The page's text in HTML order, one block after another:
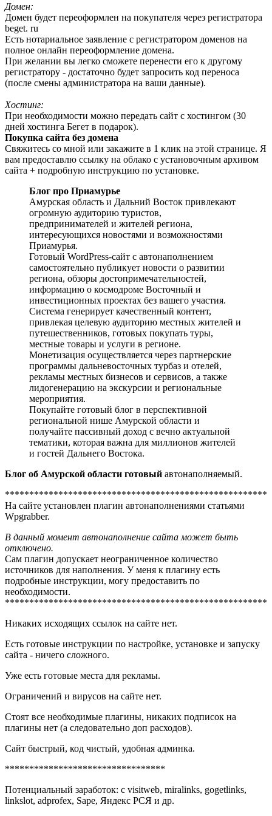
Домен:
Домен будет переоформлен на покупателя через регистратора
beget. ru
Есть нотариальное заявление с регистратором доменов на
полное онлайн переоформление домена.
При желании вы легко сможете перенести его к другому
регистратору - достаточно будет запросить код переноса
(после смены администратора на ваши данные).
Хостинг:
При необходимости можно передать сайт с хостингом (30
дней хостинга Бегет в подарок).
Покупка сайта без домена
Свяжитесь со мной или закажите в 1 клик на этой странице. Я
вам предоставлю ссылку на облако с установочным архивом
сайта + подробную инструкцию по установке.
Блог про Приамурье
Амурская область и Дальний Восток привлекают
огромную аудиторию туристов,
предпринимателей и жителей региона,
интересующихся новостями и возможностями
Приамурья.
Готовый WordPress-сайт с автонаполнением
самостоятельно публикует новости о развитии
региона, обзоры достопримечательностей,
информацию о космодроме Восточный и
инвестиционных проектах без вашего участия.
Система генерирует качественный контент,
привлекая целевую аудиторию местных жителей и
путешественников, готовых покупать туры,
местные товары и услуги в регионе.
Монетизация осуществляется через партнерские
программы дальневосточных турбаз и отелей,
рекламы местных бизнесов и сервисов, а также
лидогенерацию на экскурсии и региональные
мероприятия.
Покупайте готовый блог в перспективной
региональной нише Амурской области и
получайте пассивный доход с вечно актуальной
тематики, которая важна для миллионов жителей
и гостей Дальнего Востока.
Блог об Амурской области готовый автонаполняемый.
******************************************************
На сайте установлен плагин автонаполнениями статьями
Wpgrabber.
В данный момент автонаполнение сайта может быть
отключено.
Сам плагин допускает неограниченное количество
источников для наполнения. У меня к плагину есть
подробные инструкции, могу предоставить по
необходимости.
******************************************************
Никаких исходящих ссылок на сайте нет.
Есть готовые инструкции по настройке, установке и запуску
сайта - ничего сложного.
Уже есть готовые места для рекламы.
Ограничений и вирусов на сайте нет.
Стоят все необходимые плагины, никаких подписок на
плагины нет (а следовательно доп расходов).
Сайт быстрый, код чистый, удобная админка.
*********************************
Потенциальный заработок: с visitweb, miralinks, gogetlinks,
linkslot, adprofex, Sape, Яндекс РСЯ и др.